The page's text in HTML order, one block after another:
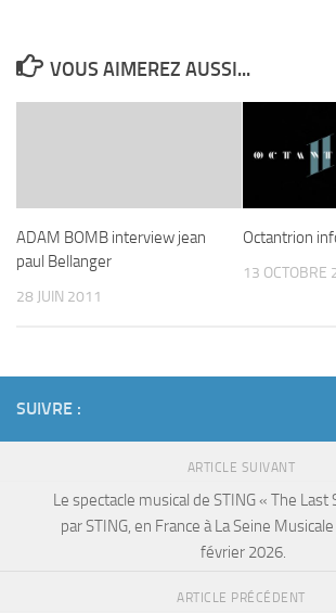
VOUS AIMEREZ AUSSI...
ADAM BOMB interview jean
paul Bellanger
28 JUIN 2011
Octantrion
13 OCTOBRE
SUIVRE :
ARTICLE SUIVANT
Le spectacle musical de STING « The
par STING, en France à La Seine
février 2026.
ARTICLE PRÉCÉDENT